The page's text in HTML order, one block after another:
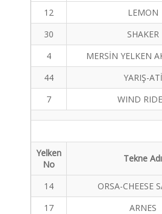
12 LEMON
30
SHAKER
4
MERSİN YELKEN
44
YARIŞ-ATİ
7
WIND
Yelken
No
Tekne Adı
14 ORSA-CHEESE
17
ARNES